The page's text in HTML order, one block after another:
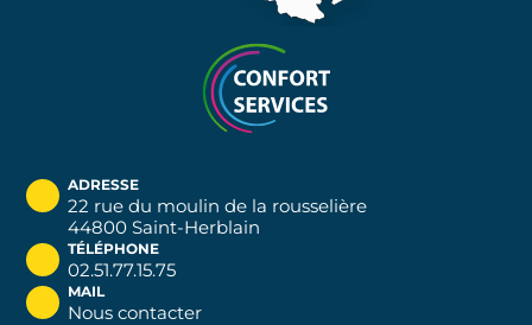
ADRESSE
22 rue du moulin de la rousselière
44800 Saint-Herblain
TÉLÉPHONE
02.51.77.15.75
MAIL
Nous contacter